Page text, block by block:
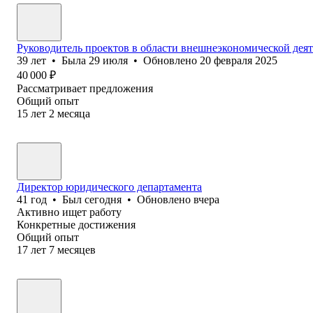
Руководитель проектов в области внешнеэкономической
39 лет • Была 29 июля • Обновлено 20 февраля 2025
40 000 ₽
Рассматривает предложения
Общий опыт
15 лет 2 месяца
Директор юридического департамента
41 год • Был сегодня • Обновлено вчера
Активно ищет работу
Конкретные достижения
Общий опыт
17 лет 7 месяцев